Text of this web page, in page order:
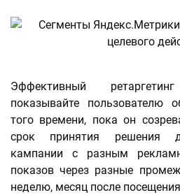
Эффективный
показывайте пользователю
того времени, пока он
срок принятия решения
кампании с разным
показов через разные
неделю, месяц после